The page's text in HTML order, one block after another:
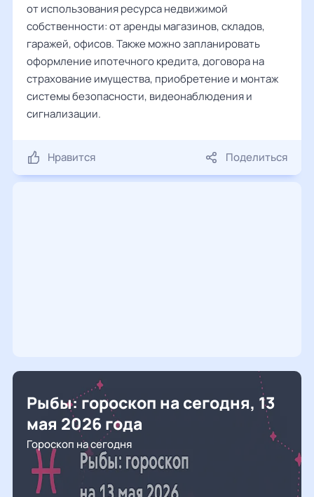
от использования ресурса недвижимой
собственности: от аренды магазинов, складов,
гаражей, офисов. Также можно запланировать
оформление ипотечного кредита, договора на
страхование имущества, приобретение и монтаж
системы безопасности, видеонаблюдения и
сигнализации.
Нравится Поделиться
Рыбы: гороскоп на сегодня, 13
мая 2026 года
Гороскоп на сегодня